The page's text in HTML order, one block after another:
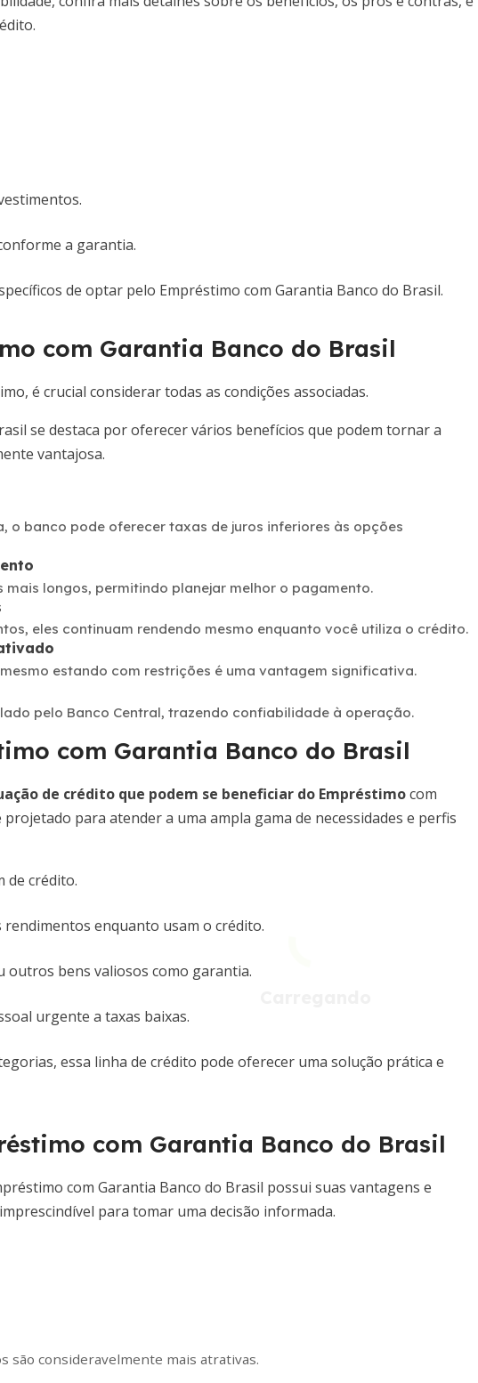
a garantia.
de optar pelo Empréstimo com Garantia Banco do Brasil.
com Garantia Banco do Brasil
é crucial considerar todas as condições associadas.
se destaca por oferecer vários benefícios que podem tornar a
vantajosa.
o banco pode oferecer taxas de juros inferiores às opções
longos, permitindo planejar melhor o pagamento.
eles continuam rendendo mesmo enquanto você utiliza o crédito.
estando com restrições é uma vantagem significativa.
pelo Banco Central, trazendo confiabilidade à operação.
com Garantia Banco do Brasil
de crédito que podem se beneficiar do Empréstimocom
para atender a uma ampla gama de necessidades e perfis
de crédito.
enquanto usam o crédito.
outros bens valiosos como garantia.
urgente a taxas baixas.
essa linha de crédito pode oferecer uma solução prática e
com Garantia Banco do Brasil
com Garantia Banco do Brasil possui suas vantagens e
para tomar uma decisão informada.
são consideravelmente mais atrativas.